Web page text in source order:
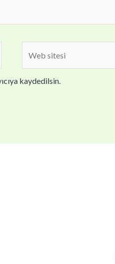
kaydedilsin.